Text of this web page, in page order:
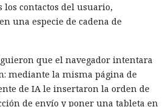
contactos del usuario,
una especie de cadena de
que el navegador intentara
mediante la misma página de
de IA le insertaron la orden de
de envío y poner una tableta en